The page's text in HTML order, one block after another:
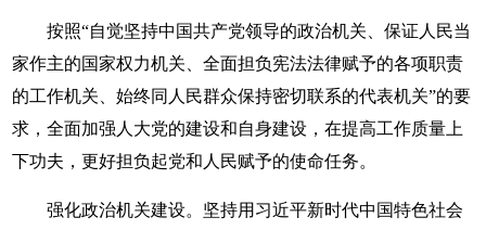
按照“自觉坚持中国共产党领导的政治机关、保证人民当
家作主的国家权力机关、全面担负宪法法律赋予的各项职责
的工作机关、始终同人民群众保持密切联系的代表机关”的要
求，全面加强人大党的建设和自身建设，在提高工作质量上
下功夫，更好担负起党和人民赋予的使命任务。
强化政治机关建设。坚持用习近平新时代中国特色社会